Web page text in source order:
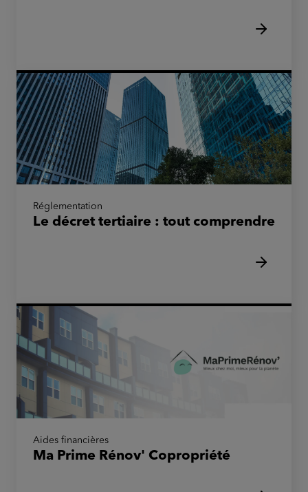
Réglementation
Le décret tertiaire : tout comprendre
Aides financières
Ma Prime Rénov' Copropriété